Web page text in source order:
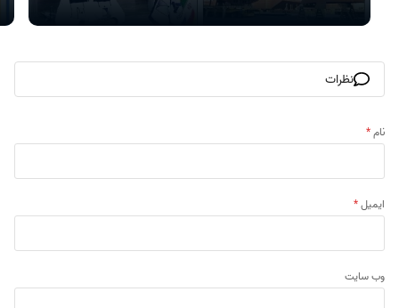
نظرات
نام*
ایمیل*
وب‌ سایت